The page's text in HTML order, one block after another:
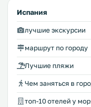
Испания
лучшие экскурсии
маршрут по городу
Лучшие пляжи
Чем заняться в
топ-10 отелей у